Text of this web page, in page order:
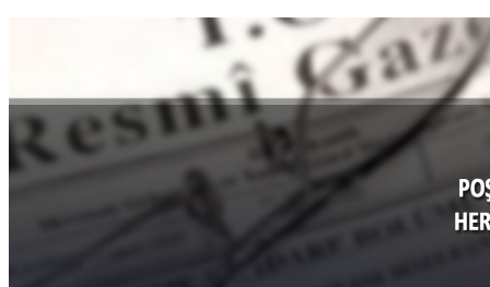
Poşet Beyannamesinin verileme süresi
her ayın son günü olarak değişmiştir.